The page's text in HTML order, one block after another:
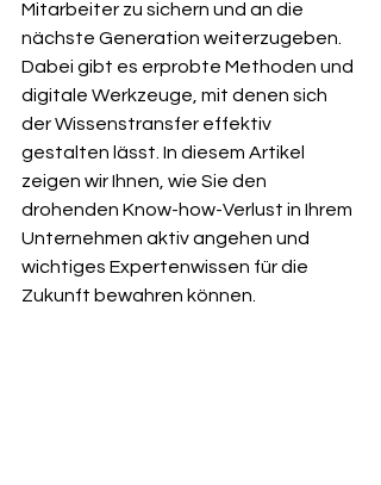
Mitarbeiter zu sichern und an die
nächste Generation weiterzugeben.
Dabei gibt es erprobte Methoden und
digitale Werkzeuge, mit denen sich
der Wissenstransfer effektiv
gestalten lässt. In diesem Artikel
zeigen wir Ihnen, wie Sie den
drohenden Know-how-Verlust in Ihrem
Unternehmen aktiv angehen und
wichtiges Expertenwissen für die
Zukunft bewahren können.